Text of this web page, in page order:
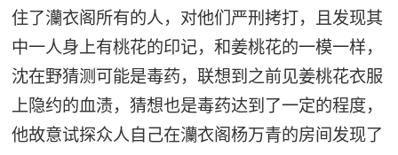
住了灡衣阁所有的人，对他们严刑拷打，且发现其
中一人身上有桃花的印记，和姜桃花的一模一样，
沈在野猜测可能是毒药，联想到之前见姜桃花衣服
上隐约的血渍，猜想也是毒药达到了一定的程度，
他故意试探众人自己在灡衣阁杨万青的房间发现了